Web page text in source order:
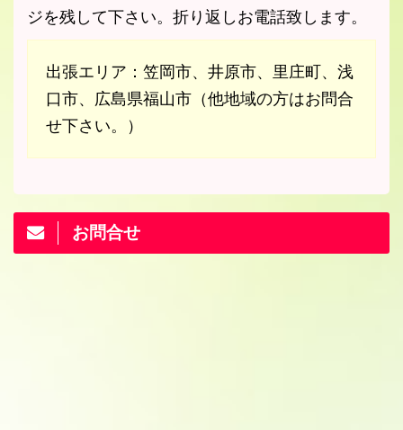
ジを残して下さい。折り返しお電話致します。
出張エリア：笠岡市、井原市、里庄町、浅
口市、広島県福山市（他地域の方はお問合
せ下さい。）
お問合せ